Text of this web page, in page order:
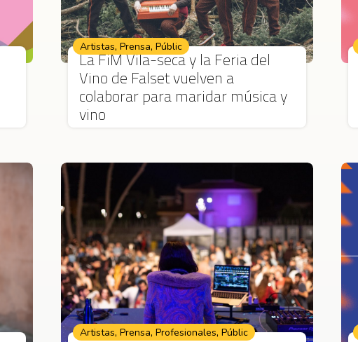
Artistas, Prensa, Públic
La FiM Vila-seca y la Feria del
Vino de Falset vuelven a
colaborar para maridar música y
vino
Artistas, Prensa, Profesionales, Públic